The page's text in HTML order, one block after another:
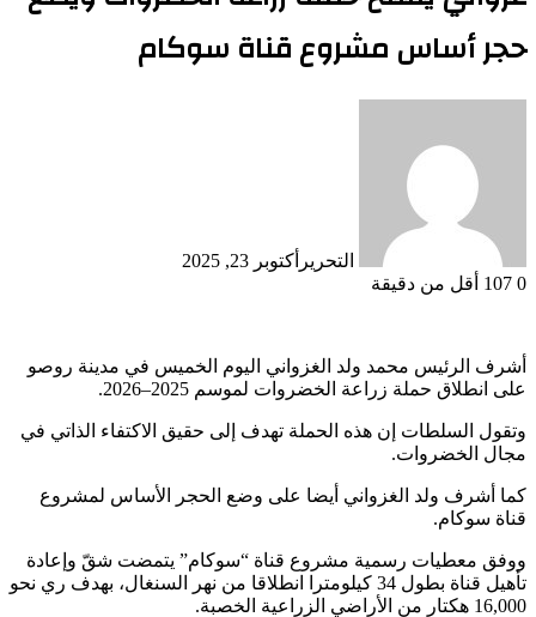
حجر أساس مشروع قناة سوكام
التحرير أكتوبر 23, 2025
0
أقل من دقيقة
أشرف الرئيس محمد ولد الغزواني اليوم الخميس في مدينة روصو
على انطلاق حملة زراعة الخضروات لموسم 2025–2026.
وتقول السلطات إن هذه الحملة تهدف إلى حقيق الاكتفاء الذاتي في
مجال الخضروات.
كما أشرف ولد الغزواني أيضا على وضع الحجر الأساس لمشروع
قناة سوكام.
ووفق معطيات رسمية مشروع قناة “سوكام” يتمضت شقّ وإعادة
تأهيل قناة بطول 34 كيلومترا انطلاقا من نهر السنغال، بهدف ري نحو
16,000 هكتار من الأراضي الزراعية الخصبة.